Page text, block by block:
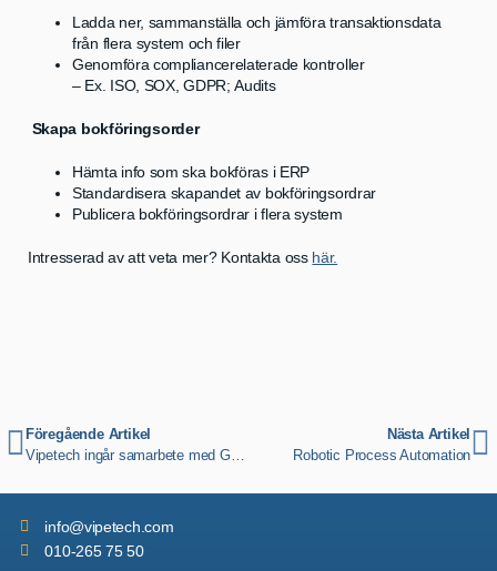
Ladda ner, sammanställa och jämföra transaktionsdata
från flera system och filer
Genomföra compliancerelaterade kontroller
– Ex. ISO, SOX, GDPR; Audits
Skapa bokföringsorder
Hämta info som ska bokföras i ERP
Standardisera skapandet av bokföringsordrar
Publicera bokföringsordrar i flera system
Intresserad av att veta mer? Kontakta oss här.
Föregående Artikel
Vipetech ingår samarbete med GC Solutions
Nästa Artikel
Robotic Process Automation
info@vipetech.com
010-265 75 50